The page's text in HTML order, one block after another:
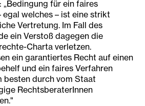
„Bedingung für ein faires
welches – ist eine strikt
Vertretung. Im Fall des
ein Verstoß dagegen die
Charta verletzen.
ein garantiertes Recht auf einen
und ein faires Verfahren
besten durch vom Staat
RechtsberaterInnen